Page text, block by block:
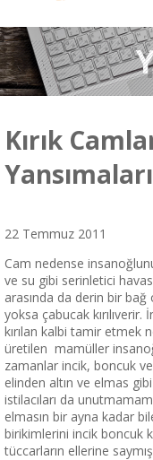
Kırık
Yansımaları
22 Temmuz 2011
Cam nedense
ve su gibi serinletici
arasında da derin bir
yoksa çabucak
kırılan kalbi tamir etmek
üretilen mamüller
zamanlar incik, boncuk ve
elinden altın ve elmas
istilacıları da
elmasın bir ayna kadar
birikimlerini incik boncuk
tüccarların ellerine